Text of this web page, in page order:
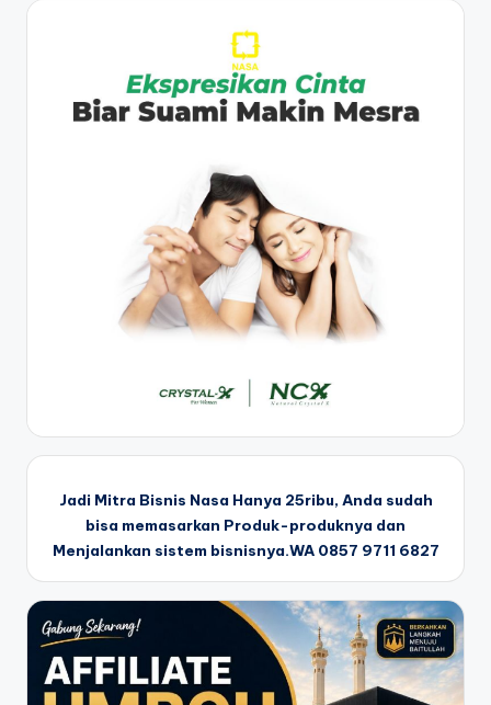
Jadi Mitra Bisnis Nasa Hanya 25ribu, Anda sudah
bisa memasarkan Produk-produknya dan
Menjalankan sistem bisnisnya.WA 0857 9711 6827